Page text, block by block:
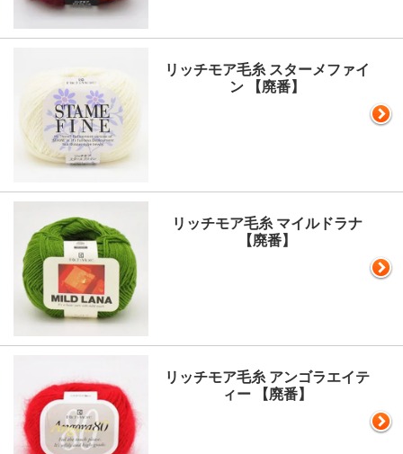
リッチモア毛糸 スターメファイ
ン 【廃番】
リッチモア毛糸 マイルドラナ
【廃番】
リッチモア毛糸 アンゴラエイテ
ィー 【廃番】